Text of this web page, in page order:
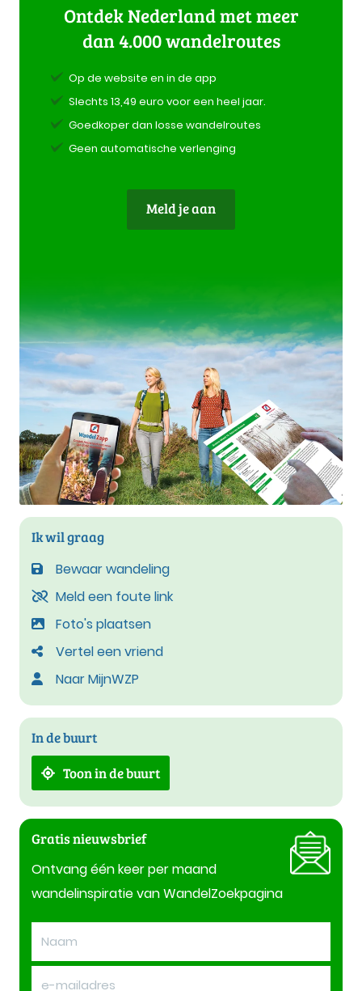
Ontdek Nederland met meer
dan 4.000 wandelroutes
Op de website en in de app
Slechts 13,49 euro voor een heel jaar.
Goedkoper dan losse wandelroutes
Geen automatische verlenging
Meld je aan
Ik wil graag
Bewaar wandeling
Meld een foute link
Foto's plaatsen
Vertel een vriend
Naar MijnWZP
In de buurt
Toon in de buurt
Gratis nieuwsbrief
Ontvang één keer per maand
wandelinspiratie van WandelZoekpagina